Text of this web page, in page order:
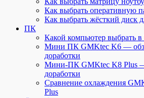
Как выбрать оперативную
Как выбрать жёсткий диск
ПК
Какой компьютер выбрать в
Мини ПК GMKtec K6 —
доработки
Мини-ПК GMKtec K8 Plus
доработки
Сравнение охлаждения
Plus